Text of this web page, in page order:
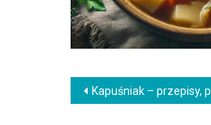
Nawigacja
Kapuśniak – przepisy, pomysły